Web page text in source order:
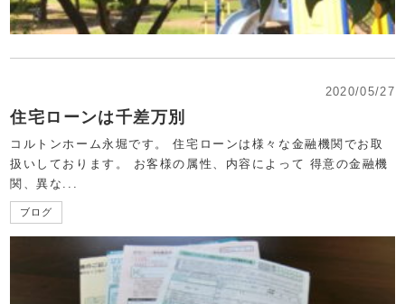
2020/05/27
住宅ローンは千差万別
コルトンホーム永堀です。 住宅ローンは様々な金融機関でお取
扱いしております。 お客様の属性、内容によって 得意の金融機
関、異な...
ブログ